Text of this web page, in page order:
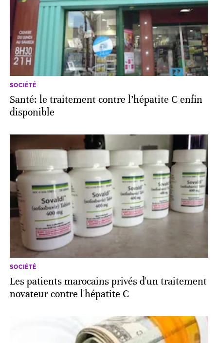
SOCIÉTÉ
Santé: le traitement contre l’hépatite C enfin
disponible
SOCIÉTÉ
Les patients marocains privés d'un traitement
novateur contre l'hépatite C